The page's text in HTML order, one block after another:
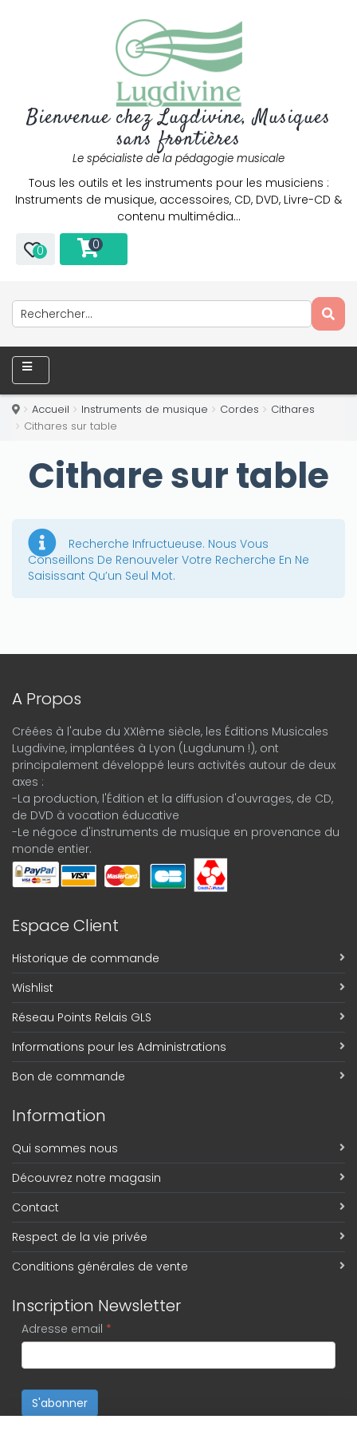
Bienvenue chez Lugdivine, Musiques
sans frontières
Le spécialiste de la pédagogie musicale
Tous les outils et les instruments pour les musiciens :
Instruments de musique, accessoires, CD, DVD, Livre-CD &
contenu multimédia…
0 0
Accueil Instruments de musique Cordes
Cithares
Cithares sur table
Cithare sur table
Recherche Infructueuse. Nous Vous
Conseillons De Renouveler Votre Recherche En Ne
Saisissant Qu’un Seul Mot.
A Propos
Créées à l'aube du XXIème siècle, les Éditions Musicales
Lugdivine, implantées à Lyon (Lugdunum !), ont
principalement développé leurs activités autour de deux
axes :
-La production, l'Édition et la diffusion d'ouvrages, de CD,
de DVD à vocation éducative
-Le négoce d'instruments de musique en provenance du
monde entier.
Espace Client
Historique de commande
Wishlist
Réseau Points Relais GLS
Informations pour les Administrations
Bon de commande
Information
Qui sommes nous
Découvrez notre magasin
Contact
Respect de la vie privée
Conditions générales de vente
Inscription Newsletter
Adresse email *
S'abonner